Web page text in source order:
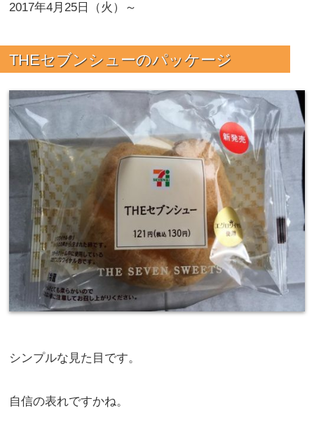
2017年4月25日（火）～
THEセブンシューのパッケージ
シンプルな見た目です。
自信の表れですかね。